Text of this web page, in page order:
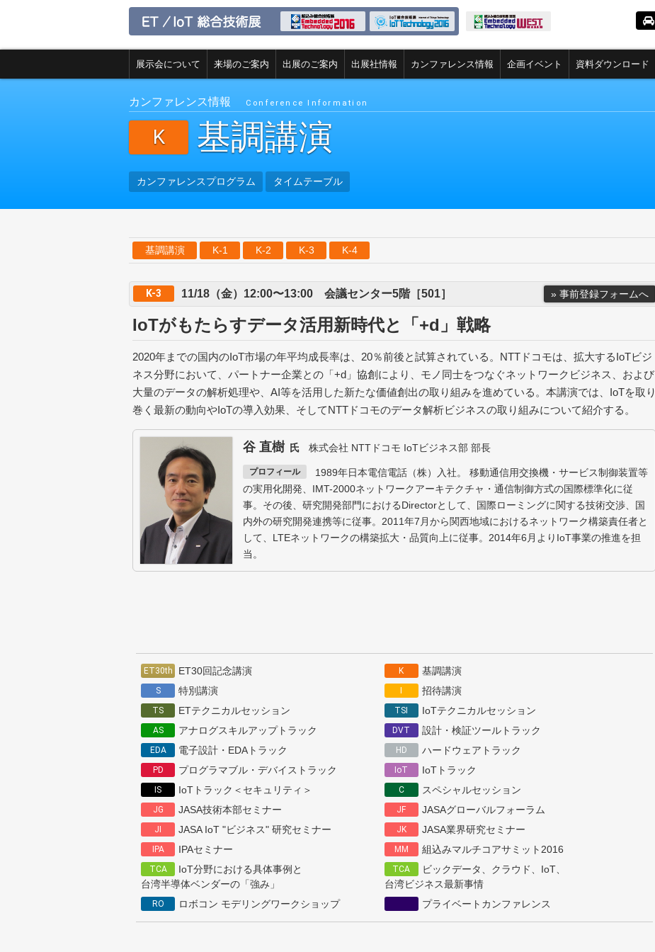
展示会について 来場のご案内 出展のご案内 出展社情報 カンファレンス情報 企画イベント 資料ダウンロード
カンファレンス情報 Conference Information
K 基調講演
カンファレンスプログラム タイムテーブル
基調講演 K-1 K-2 K-3 K-4
K-3 11/18（金）12:00〜13:00 会議センター5階［501］ » 事前登録フォームへ
IoTがもたらすデータ活用新時代と「+d」戦略
2020年までの国内のIoT市場の年平均成長率は、20％前後と試算されている。NTTドコモは、拡大するIoTビジ
ネス分野において、パートナー企業との「+d」協創により、モノ同士をつなぐネットワークビジネス、および
大量のデータの解析処理や、AI等を活用した新たな価値創出の取り組みを進めている。本講演では、IoTを取り
巻く最新の動向やIoTの導入効果、そしてNTTドコモのデータ解析ビジネスの取り組みについて紹介する。
谷 直樹 株式会社 NTTドコモ IoTビジネス部 部長
プロフィール
1989年日本電信電話（株）入社。 移動通信用交換機・サービス制御装置等
の実用化開発、IMT-2000ネットワークアーキテクチャ・通信制御方式の国際標準化に従
事。その後、研究開発部門におけるDirectorとして、国際ローミングに関する技術交渉、国
内外の研究開発連携等に従事。2011年7月から関西地域におけるネットワーク構築責任者と
して、LTEネットワークの構築拡大・品質向上に従事。2014年6月よりIoT事業の推進を担
当。
ET30th ET30回記念講演 K 基調講演
S 特別講演 招待講演
TS ETテクニカルセッション TSI IoTテクニカルセッション
AS アナログスキルアップトラック DVT 設計・検証ツールトラック
EDA 電子設計・EDAトラック HD ハードウェアトラック
PD プログラマブル・デバイストラック IoT IoTトラック
IS IoTトラック＜セキュリティ＞ C スペシャルセッション
JG JASA技術本部セミナー JF JASAグローバルフォーラム
JI JASA IoT "ビジネス" 研究セミナー JK JASA業界研究セミナー
IPA IPAセミナー MM 組込みマルチコアサミット2016
TCA
IoT分野における具体事例と
台湾半導体ベンダーの「強み」
TCA
ビックデータ、クラウド、IoT、
台湾ビジネス最新事情
RO ロボコン モデリングワークショップ プライベートカンファレンス